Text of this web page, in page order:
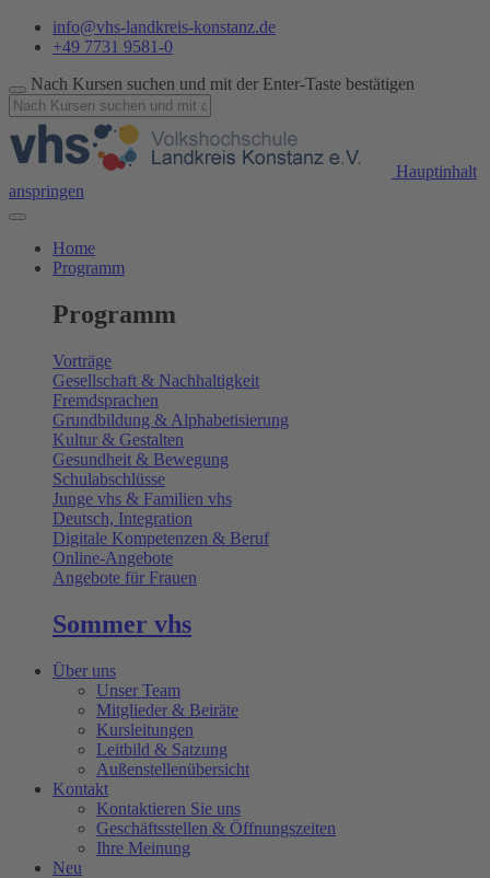
info@vhs-landkreis-konstanz.de
+49 7731 9581-0
Nach Kursen suchen und mit der Enter-Taste bestätigen
Hauptinhalt
anspringen
Home
Programm
Programm
Vorträge
Gesellschaft & Nachhaltigkeit
Fremdsprachen
Grundbildung & Alphabetisierung
Kultur & Gestalten
Gesundheit & Bewegung
Schulabschlüsse
Junge vhs & Familien vhs
Deutsch, Integration
Digitale Kompetenzen & Beruf
Online-Angebote
Angebote für Frauen
Sommer vhs
Über uns
Unser Team
Mitglieder & Beiräte
Kursleitungen
Leitbild & Satzung
Außenstellenübersicht
Kontakt
Kontaktieren Sie uns
Geschäftsstellen & Öffnungszeiten
Ihre Meinung
Neu